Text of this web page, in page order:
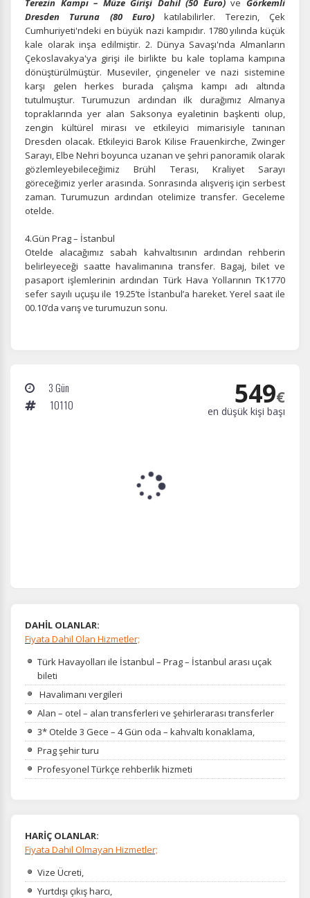
Çerez tercihlerinizibelirleyin.
Daha fazla bilgi içinKVKK bilgilendirmemizi,çerez kullanımve
gizlilik koşullarınıinceleyebilirsiniz.
Zorunlu Çerezler HER ZAMAN AKTIF
Oturum yönetimi, güvenlik ve temel site işlevleri için
gereklidir. Bu çerezler olmadan site düzgün çalışmaz ve
devre dışı bırakılamaz.
İstatistik Çerezleri
Ziyaretçilerin siteyi nasıl kullandığını anonim olarak
ölçeriz. Hangi sayfaların popüler olduğunu ve
kullanıcıların nerede zorluk yaşadığını anlamamıza
yardımcı olur.
kullanılır. Kapatırsanız reklamları görmeye devam
edersiniz, ancak daha az alakalı olabilirler.
Tercihleri Kaydet
Terezin Kampı – Müze Girişi Dahil (50 Euro)ve Görkemli
Dresden Turuna (80 Euro)katılabilirler. Terezin, Çek
Cumhuriyeti'ndeki en büyük nazi kampıdır. 1780 yılında küçük
kale olarak inşa edilmiştir. 2. Dünya Savaşı'nda Almanların
Çekoslavakya'ya girişi ile birlikte bu kale toplama kampına
dönüştürülmüştür. Museviler, çingeneler ve nazi sistemine
karşı gelen herkes burada çalışma kampı adı altında
tutulmuştur. Turumuzun ardından ilk durağımız Almanya
topraklarında yer alan Saksonya eyaletinin başkenti olup,
zengin kültürel mirası ve etkileyici mimarisiyle tanınan
Dresden olacak. Etkileyici Barok Kilise Frauenkirche, Zwinger
Sarayı, Elbe Nehri boyunca uzanan ve şehri panoramik olarak
gözlemleyebileceğimiz Brühl Terası, Kraliyet Sarayı
göreceğimiz yerler arasında. Sonrasında alışveriş için serbest
zaman. Turumuzun ardından otelimize transfer. Geceleme
otelde.
4.Gün Prag – İstanbul
Otelde alacağımız sabah kahvaltısının ardından rehberin
belirleyeceği saatte havalimanına transfer. Bagaj, bilet ve
pasaport işlemlerinin ardından Türk Hava Yollarının TK1770
sefer sayılı uçuşu ile 19.25’te İstanbul’a hareket. Yerel saat ile
00.10’da varışve turumuzun sonu.
3 Gün
10110
549€
en düşük kişi başı
DAHİL OLANLAR:
Fiyata Dahil Olan Hizmetler;
Türk Havayolları ile İstanbul – Prag – İstanbul arası uçak
bileti
Havalimanı vergileri
Alan – otel – alan transferleri ve şehirlerarası transferler
3* Otelde 3 Gece – 4 Gün oda – kahvaltı konaklama,
Prag şehir turu
Profesyonel Türkçe rehberlik hizmeti
HARİÇ OLANLAR:
Fiyata Dahil Olmayan Hizmetler;
Vize Ücreti,
Yurtdışı çıkış harcı,